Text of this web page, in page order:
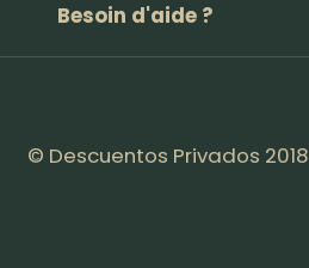
Besoin d'aide ?
© Descuentos Privados 2018